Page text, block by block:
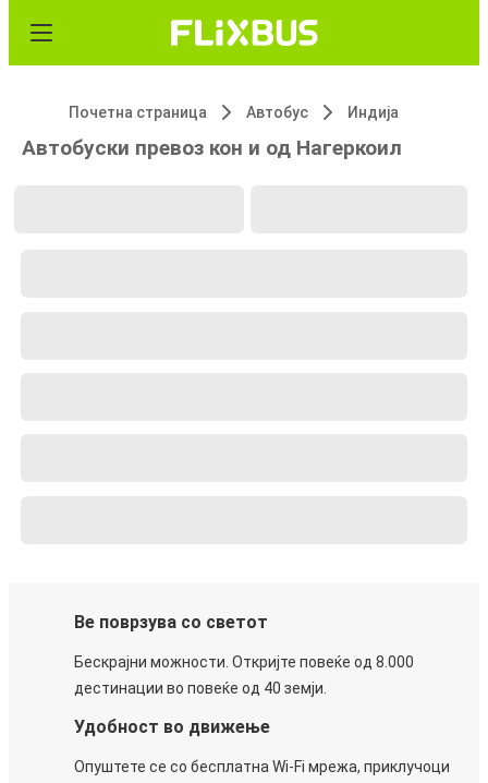
Почетна страница Автобус Индија
Автобуски превоз кон и од Нагеркоил
Ве поврзува со светот
Бескрајни можности. Откријте повеќе од 8.000
дестинации во повеќе од 40 земји.
Удобност во движење
Опуштете се со бесплатна Wi-Fi мрежа, приклучоци